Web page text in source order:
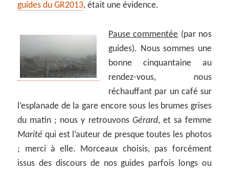
guides du GR2013, était une évidence.
Pause commentée (par nos
guides). Nous sommes une
bonne cinquantaine au
rendez-vous, nous
réchauffant par un café sur
l’esplanade de la gare encore sous les brumes grises
du matin ; nous y retrouvons Gérard, et sa femme
Marité qui est l’auteur de presque toutes les photos
; merci à elle. Morceaux choisis, pas forcément
issus des discours de nos guides parfois longs ou